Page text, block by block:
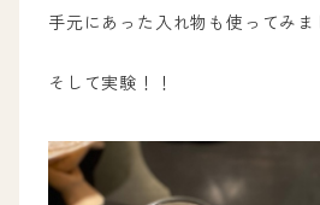
手元にあった入れ物も使ってみま
そして実験！！